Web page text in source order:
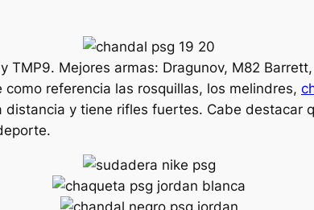
TMP9. Mejores armas: Dragunov, M82
referencia las rosquillas, los melindres,
y tiene rifles fuertes. Cabe destacar